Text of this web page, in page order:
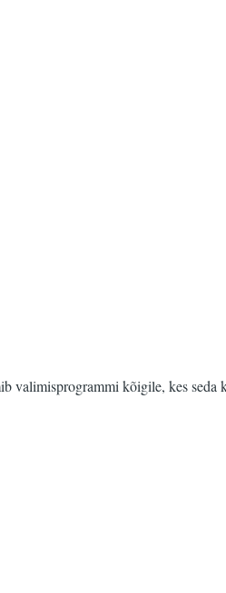
valimisprogrammi kõigile, kes seda